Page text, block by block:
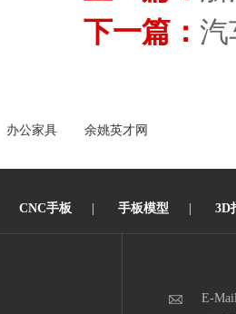
下一篇： 汽
办公家具 余姚英才网
CNC手板 手板模型 3D
E-